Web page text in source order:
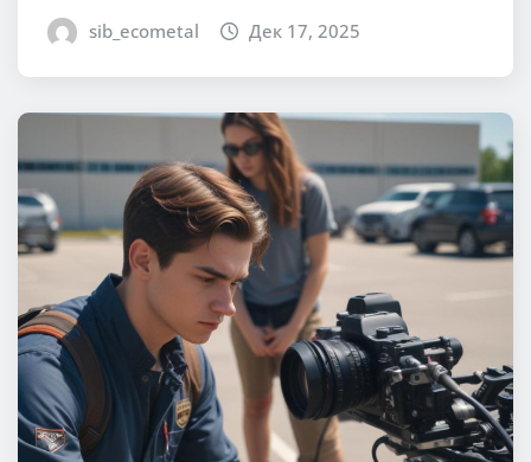
sib_ecometal Дек 17, 2025